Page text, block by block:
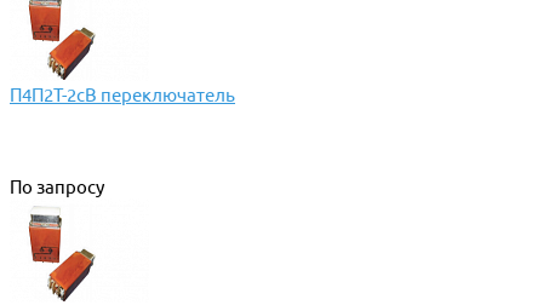
П4П2Т-2сВ переключатель
По запросу